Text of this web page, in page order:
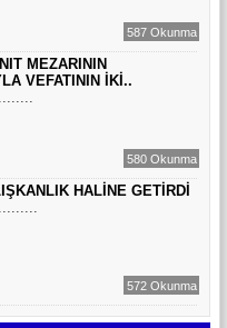
MERKEZİNDE YAŞADIĞINI
587 Okunma
MEZARININ
VEFATININ İKİ..
........
580 Okunma
HALİNE GETİRDİ
.........
572 Okunma